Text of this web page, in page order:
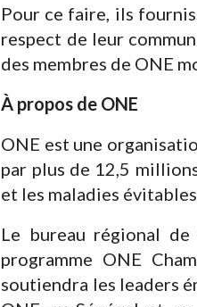
Pour ce faire, ils
respect de leur
des membres de ONE
À propos de ONE
ONE est une
par plus de 12,5
et les maladies
Le bureau régional
programme ONE
soutiendra les leaders